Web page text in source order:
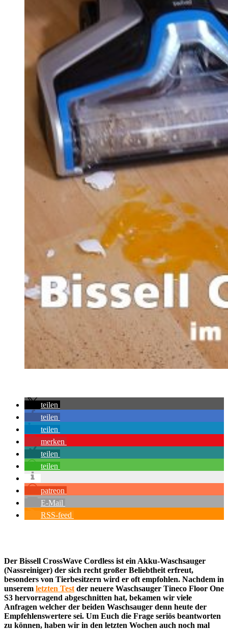
teilen
teilen
teilen
merken
teilen
teilen
patreon
E-Mail
RSS-feed
Der Bissell CrossWave Cordless ist ein Akku-Waschsauger
(Nassreiniger) der sich recht großer Beliebtheit erfreut,
besonders von Tierbesitzern wird er oft empfohlen. Nachdem in
unserem letzten Test der neuere Waschsauger Tineco Floor One
S3 hervorragend abgeschnitten hat, bekamen wir viele
Anfragen welcher der beiden Waschsauger denn heute der
Empfehlenswertere sei. Um Euch die Frage seriös beantworten
zu können, haben wir in den letzten Wochen auch noch mal